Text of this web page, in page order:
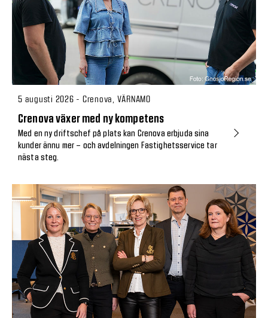
5 augusti 2026 - Crenova, VÄRNAMO
Crenova växer med ny kompetens
Med en ny driftschef på plats kan Crenova erbjuda sina
kunder ännu mer – och avdelningen Fastighetsservice tar
nästa steg.